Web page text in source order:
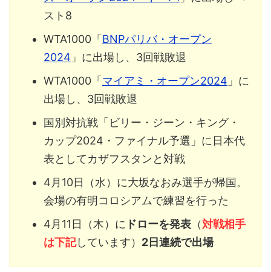
スト8
WTA1000「 BNPパリバ・オープン
2024 」に出場し、3回戦敗退
WTA1000「 マイアミ・オープン2024 」に
出場し、3回戦敗退
国別対抗戦「ビリー・ジーン・キング・
カップ2024・ファイナル予選」に日本代
表としてカザフスタンと対戦
4月10日（水）に大坂なおみ選手が帰国。
会場の有明コロシアムで練習を行った
4月11日（木）に ドローを発表 （対戦相手
は下記しています） 2日連続で出場